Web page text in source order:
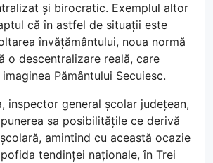
și birocratic. Exemplul altor
că în astfel de situații este
învățământului, noua normă
o descentralizare reală, care
Pământului Secuiesc.
inspector general școlar județean,
sa posibilitățile ce derivă
amintind cu această ocazie
tendinței naționale, în Trei